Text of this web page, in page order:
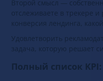
Второй смысл —
отслеживаете в трекере и
конверсия лендинга,
Удовлетворить
задача, которую решает
Полный список